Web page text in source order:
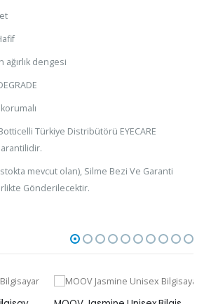
ağırlık dengesi
Türkiye Distribütörü EYECARE
(stokta mevcut olan), Silme Bezi Ve Garanti
Gönderilecektir.